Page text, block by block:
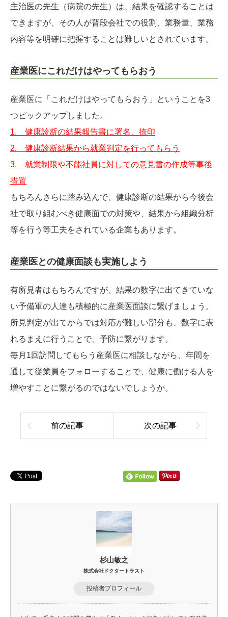
主治医の先生（病院の先生）は、結果を確認することは
できますが、その人が普段会社での役割、業務量、業務
内容等を明確に把握することは難しいとされています。
産業医にこれだけはやってもらおう
産業医に「これだけはやってもらおう」ということを3
つピックアップしました。
1. 健康診断の結果報告書に署名、捺印
2. 健康診断結果から就業判定を行ってもらう
3. 就業制限や不能社員に対しての意見書の作成等事後
措置
もちろんさらに踏み込んで、健康診断の結果から今後会
社で取り組むべき健康面での対策や、結果から組織分析
等を行う等工夫をされている企業もあります。
産業医との健康面談も実施しよう
有所見者はもちろんですが、結果の数字に出てきていな
い予備軍の人達も積極的に産業医面談に繋げましょう。
所見判定が出てからでは対応が難しい部分も、数字に表
れるまえに行うことで、予防に繋がります。
毎月1回訪問してもらう産業医に相談しながら、年間を
通して従業員をフォローすることで、健康に働ける人を
増やすことに繋がるのではないでしょうか。
前の記事 次の記事
杉山敏之
株式会社ドクタートラスト
投稿者プロフィール